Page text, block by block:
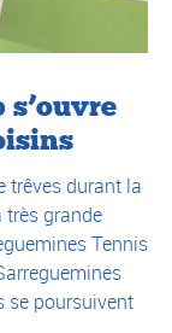
trêves durant la
très grande
Tennis
se poursuivent